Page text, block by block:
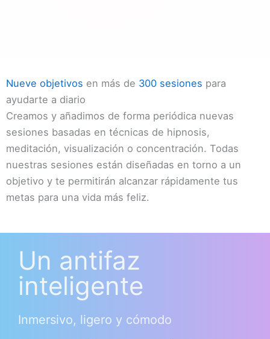
Nueve objetivos en más de 300 sesiones para
ayudarte a diario
Creamos y añadimos de forma periódica nuevas
sesiones basadas en técnicas de hipnosis,
meditación, visualización o concentración. Todas
nuestras sesiones están diseñadas en torno a un
objetivo y te permitirán alcanzar rápidamente tus
metas para una vida más feliz.
Un antifaz
inteligente
Inmersivo, ligero y cómodo